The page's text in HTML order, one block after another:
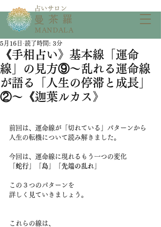
​占いサロン
​曼茶羅
MANDALA
《手相占い》基本線「運命
線」の見方⑨〜乱れる運命線
が語る「人生の停滞と成長」
②〜《迦葉ルカス》
5月16日 読了時間: 3分
前回は、運命線が「切れている」パターンから
人生の転機について読み解きました。
今回は、運命線に現れるもう一つの変化
「蛇行」「島」「先端の乱れ」
この３つのパターンを
詳しく見ていきましょう。
これらの線は、